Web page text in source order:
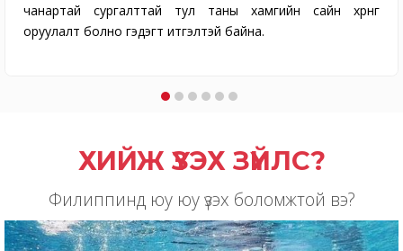
чанартай сургалттай тул таны хамгийн сайн хөрөнгө
оруулалт болно гэдэгт итгэлтэй байна.
ХИЙЖ ҮЗЭХ ЗҮЙЛС?
Филиппинд юу юу үзэх боломжтой вэ?